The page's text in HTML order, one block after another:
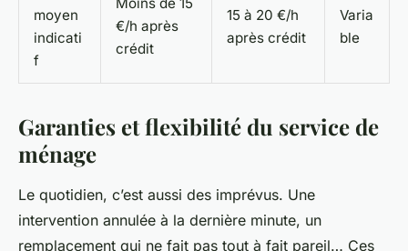
moyen
indicati
f
€/h après
crédit
15 à 20 €/h
après crédit
Varia
ble
Garanties et flexibilité du service de
ménage
Le quotidien, c’est aussi des imprévus. Une
intervention annulée à la dernière minute, un
remplacement qui ne fait pas tout à fait pareil… Ces